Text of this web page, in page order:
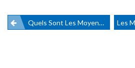
Navigation
Quels Sont Les Moyens De Transport À Privilégier Pour Un Déplacement Professionnel Écoresponsable ? Les Meilleures